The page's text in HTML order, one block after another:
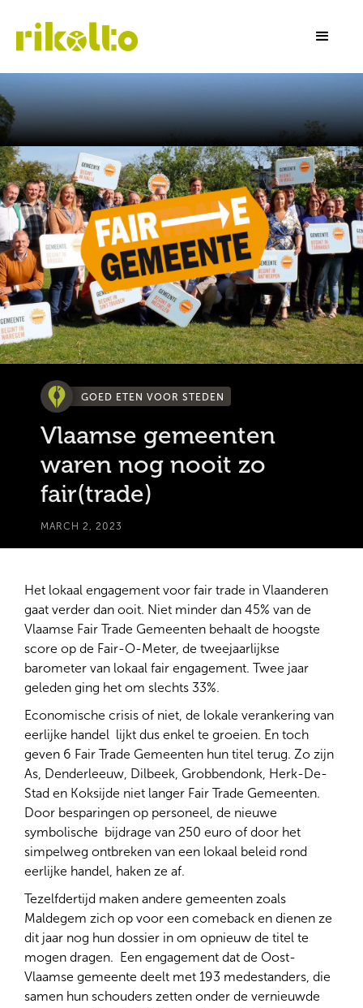
GOED ETEN VOOR STEDEN
Vlaamse gemeenten
waren nog nooit zo
fair(trade)
MARCH 2, 2023
Het lokaal engagement voor fair trade in Vlaanderen
gaat verder dan ooit. Niet minder dan 45% van de
Vlaamse Fair Trade Gemeenten behaalt de hoogste
score op de Fair-O-Meter, de tweejaarlijkse
barometer van lokaal fair engagement. Twee jaar
geleden ging het om slechts 33%.
Economische crisis of niet, de lokale verankering van
eerlijke handel ​ lijkt dus enkel te groeien. En toch
geven 6 Fair Trade Gemeenten hun titel terug. Zo zijn
As, Denderleeuw, Dilbeek, Grobbendonk, Herk-De-
Stad en Koksijde niet langer Fair Trade Gemeenten.
Door besparingen op personeel, de nieuwe
symbolische ​ bijdrage van 250 euro of door het
simpelweg ontbreken van een lokaal beleid rond
eerlijke handel, haken ze af.
Tezelfdertijd maken andere gemeenten zoals
Maldegem zich op voor een comeback en dienen ze
dit jaar nog hun dossier in om opnieuw de titel te
mogen dragen. ​ Een engagement dat de Oost-
Vlaamse gemeente deelt met 193 medestanders, die
samen hun schouders zetten onder de vernieuwde